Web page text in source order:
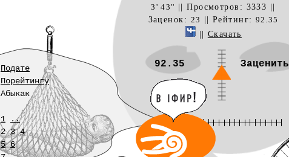
3' 43'' || Просмотров: 3333 ||
Заценок: 23 || Рейтинг: 92.35
|| Скачать
92.35 Заценить
Подате
Порейтингу
Абыкак
1
..
2 3 4
5 6